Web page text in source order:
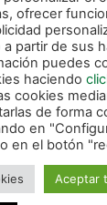
(OParrulo
(FC
ofrecer
a partir de sus
puedes
haciendo
cookies
de forma
en
en el botón
Aceptar